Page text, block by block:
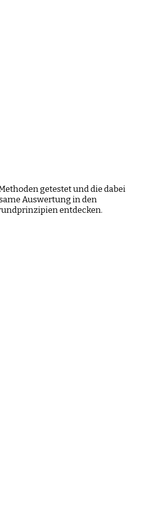
getestet und die dabei
Auswertung in den
entdecken.